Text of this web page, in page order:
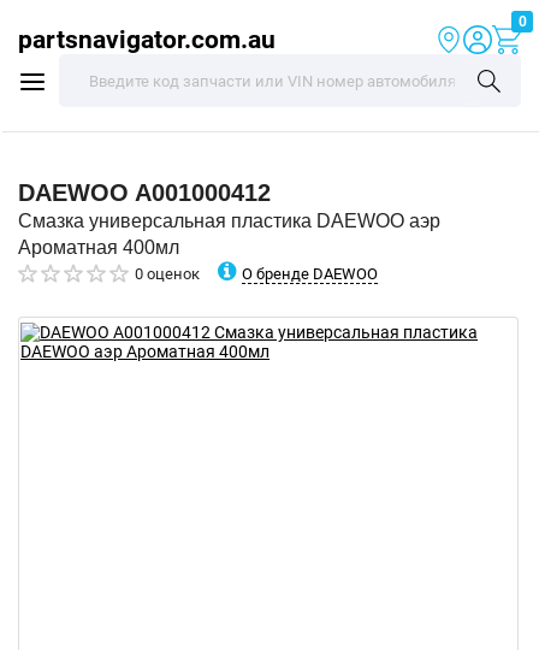
partsnavigator.com.au
0
DAEWOO A001000412
Смазка универсальная пластика DAEWOO аэр
Ароматная 400мл
0 оценок О бренде DAEWOO